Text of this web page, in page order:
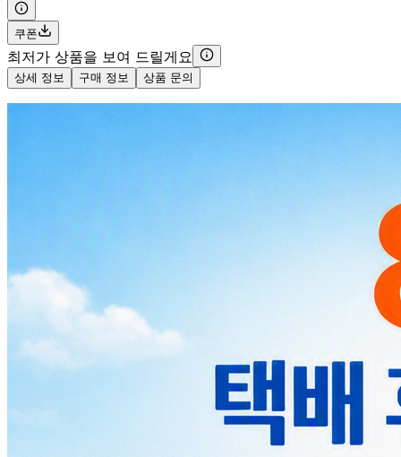
쿠폰
최저가 상품을 보여 드릴게요
상세 정보 구매 정보 상품 문의